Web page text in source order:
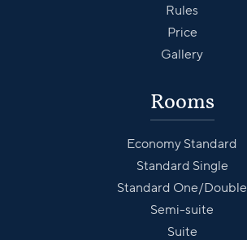
Rules
Price
Gallery
Rooms
Economy Standard
Standard Single
Standard One/Double
Semi-suite
Suite